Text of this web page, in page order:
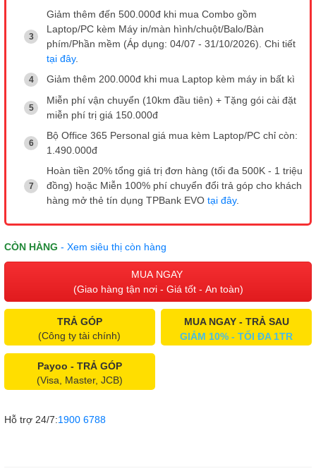
Giảm thêm đến 500.000đ khi mua Combo gồm
Laptop/PC kèm Máy in/màn hình/chuột/Balo/Bàn
phím/Phần mềm (Áp dụng: 04/07 - 31/10/2026). Chi tiết
tại đây.
Giảm thêm 200.000đ khi mua Laptop kèm máy in bất kì
Miễn phí vận chuyển (10km đầu tiên) + Tặng gói cài đặt
miễn phí trị giá 150.000đ
Bộ Office 365 Personal giá mua kèm Laptop/PC chỉ còn:
1.490.000đ
Hoàn tiền 20% tổng giá trị đơn hàng (tối đa 500K - 1 triệu
đồng) hoặc Miễn 100% phí chuyển đổi trả góp cho khách
hàng mở thẻ tín dụng TPBank EVO tại đây.
CÒN HÀNG - Xem siêu thị còn hàng
MUA NGAY
(Giao hàng tận nơi - Giá tốt - An toàn)
TRẢ GÓP
(Công ty tài chính)
MUA NGAY - TRẢ SAU
GIẢM 10% - TỐI ĐA 1TR
Payoo - TRẢ GÓP
(Visa, Master, JCB)
Hỗ trợ 24/7:1900 6788